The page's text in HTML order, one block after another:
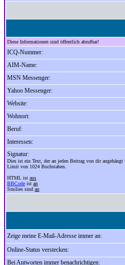
Diese Informationen sind öffentlich abrufbar!
ICQ-Nummer:
AIM-Name:
MSN Messenger:
Yahoo Messenger:
Website:
Wohnort:
Beruf:
Interessen:
Signatur:
Dies ist ein Text, der an jeden Beitrag von dir angehängt
Limit von 1024 Buchstaben.
HTML ist aus
BBCode ist an
Smilies sind an
Zeige meine E-Mail-Adresse immer an:
Online-Status verstecken:
Bei Antworten immer benachrichtigen: